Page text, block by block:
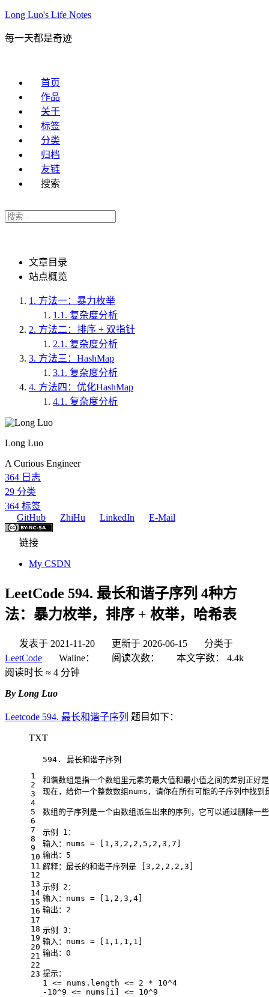
Long Luo's Life Notes
每一天都是奇迹
首页
作品
关于
标签
分类
归档
友链
搜索
文章目录
站点概览
1. 方法一：暴力枚举
1.1. 复杂度分析
2. 方法二：排序 + 双指针
2.1. 复杂度分析
3. 方法三：HashMap
3.1. 复杂度分析
4. 方法四：优化HashMap
4.1. 复杂度分析
Long Luo
A Curious Engineer
364 日志
29 分类
364 标签
GitHub
ZhiHu LinkedIn E-Mail
链接
My CSDN
LeetCode 594. 最长和谐子序列 4种方
法：暴力枚举，排序 + 枚举，哈希表
发表于 2021-11-20 更新于 2026-06-15
分类于
LeetCode
Waline： 阅读次数： 本文字数：
4.4k
阅读时长 ≈ 4 分钟
By Long Luo
Leetcode 594. 最长和谐子序列 题目如下：
TXT
1
2
3
4
5
6
7
8
9
10
11
12
13
14
15
16
17
18
19
20
21
22
23
594. 最长和谐子序列
和谐数组是指一个数组里元素的最大值和最小值之间的差别正好
现在，给你一个整数数组nums，请你在所有可能的子序列中找到
数组的子序列是一个由数组派生出来的序列，它可以通过删除一
示例 1：
输入：nums = [1,3,2,2,5,2,3,7]
输出：5
解释：最长的和谐子序列是 [3,2,2,2,3]
示例 2：
输入：nums = [1,2,3,4]
输出：2
示例 3：
输入：nums = [1,1,1,1]
输出：0
提示：
1 <= nums.length <= 2 * 10^4
-10^9 <= nums[i] <= 10^9